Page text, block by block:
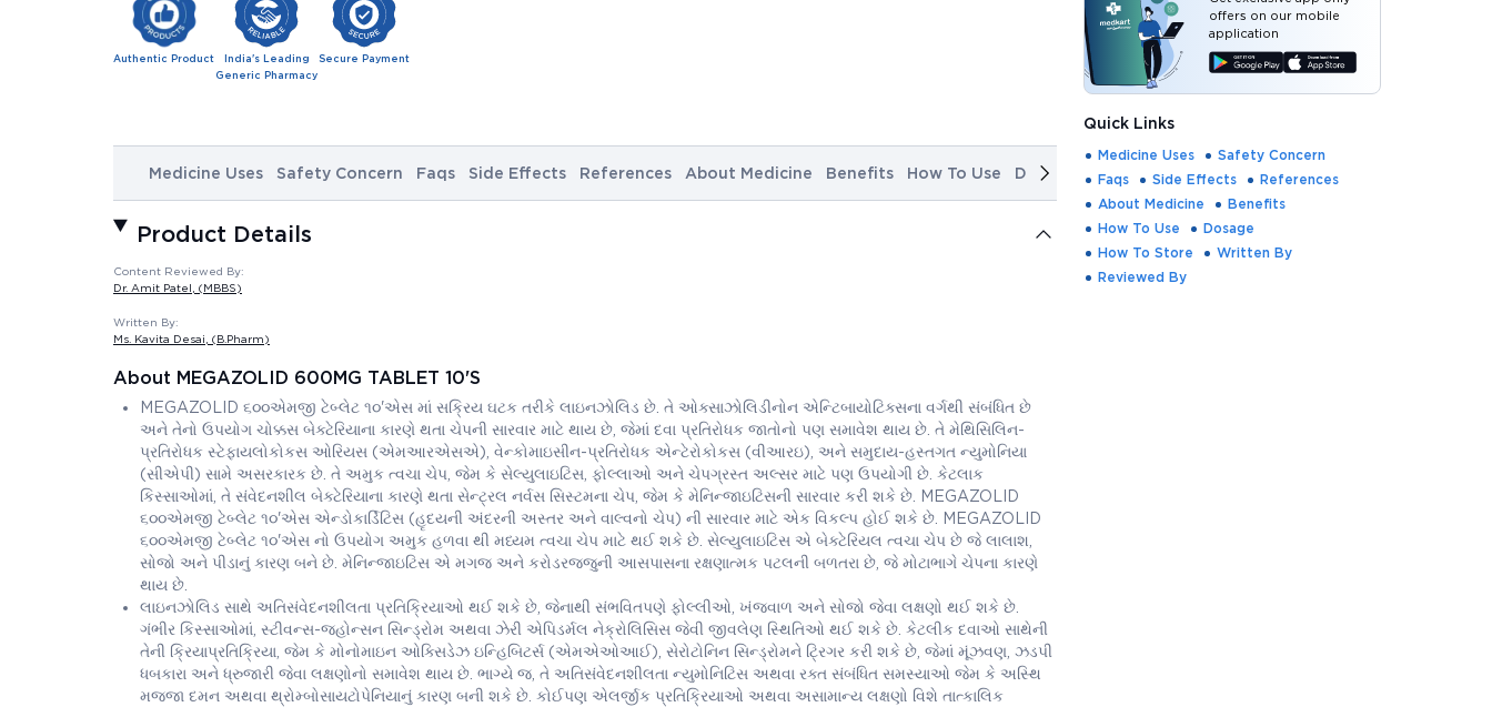
Authentic Product
India's Leading
Generic Pharmacy
Secure Payment
Medicine Uses Safety Concern Faqs Side Effects References About Medicine Benefits How To Use Dosage How To Store Written By Reviewed By
Product Details
Content Reviewed By:
Dr. Amit Patel, (MBBS)
Written By:
Ms. Kavita Desai, (B.Pharm)
About MEGAZOLID 600MG TABLET 10'S
MEGAZOLID ૬૦૦એમજી ટેબ્લેટ ૧૦'એસ માં સક્રિય ઘટક તરીકે લાઇનઝોલિડ છે. તે ઓક્સાઝોલિડીનોન એન્ટિબાયોટિક્સના વર્ગથી સંબંધિત છે
અને તેનો ઉપયોગ ચોક્કસ બેક્ટેરિયાના કારણે થતા ચેપની સારવાર માટે થાય છે, જેમાં દવા પ્રતિરોધક જાતોનો પણ સમાવેશ થાય છે. તે મેથિસિલિન-
પ્રતિરોધક સ્ટેફાયલોકોકસ ઓરિયસ (એમઆરએસએ), વેન્કોમાઇસીન-પ્રતિરોધક એન્ટેરોકોકસ (વીઆરઇ), અને સમુદાય-હસ્તગત ન્યુમોનિયા
(સીએપી) સામે અસરકારક છે. તે અમુક ત્વચા ચેપ, જેમ કે સેલ્યુલાઇટિસ, ફોલ્લાઓ અને ચેપગ્રસ્ત અલ્સર માટે પણ ઉપયોગી છે. કેટલાક
કિસ્સાઓમાં, તે સંવેદનશીલ બેક્ટેરિયાના કારણે થતા સેન્ટ્રલ નર્વસ સિસ્ટમના ચેપ, જેમ કે મેનિન્જાઇટિસની સારવાર કરી શકે છે. MEGAZOLID
૬૦૦એમજી ટેબ્લેટ ૧૦'એસ એન્ડોકાર્ડિટિસ (હૃદયની અંદરની અસ્તર અને વાલ્વનો ચેપ) ની સારવાર માટે એક વિકલ્પ હોઈ શકે છે. MEGAZOLID
૬૦૦એમજી ટેબ્લેટ ૧૦'એસ નો ઉપયોગ અમુક હળવા થી મધ્યમ ત્વચા ચેપ માટે થઈ શકે છે. સેલ્યુલાઇટિસ એ બેક્ટેરિયલ ત્વચા ચેપ છે જે લાલાશ,
સોજો અને પીડાનું કારણ બને છે. મેનિન્જાઇટિસ એ મગજ અને કરોડરજ્જુની આસપાસના રક્ષણાત્મક પટલની બળતરા છે, જે મોટાભાગે ચેપના કારણે
થાય છે.
લાઇનઝોલિડ સાથે અતિસંવેદનશીલતા પ્રતિક્રિયાઓ થઈ શકે છે, જેનાથી સંભવિતપણે ફોલ્લીઓ, ખંજવાળ અને સોજો જેવા લક્ષણો થઈ શકે છે.
ગંભીર કિસ્સાઓમાં, સ્ટીવન્સ-જહોન્સન સિન્ડ્રોમ અથવા ઝેરી એપિડર્મલ નેક્રોલિસિસ જેવી જીવલેણ સ્થિતિઓ થઈ શકે છે. કેટલીક દવાઓ સાથેની
તેની ક્રિયાપ્રતિક્રિયા, જેમ કે મોનોમાઇન ઓક્સિડેઝ ઇન્હિબિટર્સ (એમએઓઆઈ), સેરોટોનિન સિન્ડ્રોમને ટ્રિગર કરી શકે છે, જેમાં મૂંઝવણ, ઝડપી
ધબકારા અને ધ્રુજારી જેવા લક્ષણોનો સમાવેશ થાય છે. ભાગ્યે જ, તે અતિસંવેદનશીલતા ન્યુમોનિટિસ અથવા રક્ત સંબંધિત સમસ્યાઓ જેમ કે અસ્થિ
મજ્જા દમન અથવા થ્રોમ્બોસાયટોપેનિયાનું કારણ બની શકે છે. કોઈપણ એલર્જીક પ્રતિક્રિયાઓ અથવા અસામાન્ય લક્ષણો વિશે તાત્કાલિક
offers on our mobile
application
Quick Links
Medicine Uses
Safety Concern
Faqs
Side Effects
References
About Medicine
Benefits
How To Use
Dosage
How To Store
Written By
Reviewed By